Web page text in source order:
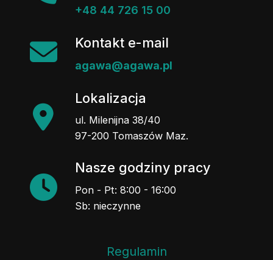
+48 44 726 15 00
Kontakt e-mail
agawa@agawa.pl
Lokalizacja
ul. Milenijna 38/40
97-200 Tomaszów Maz.
Nasze godziny pracy
Pon - Pt: 8:00 - 16:00
Sb: nieczynne
Regulamin